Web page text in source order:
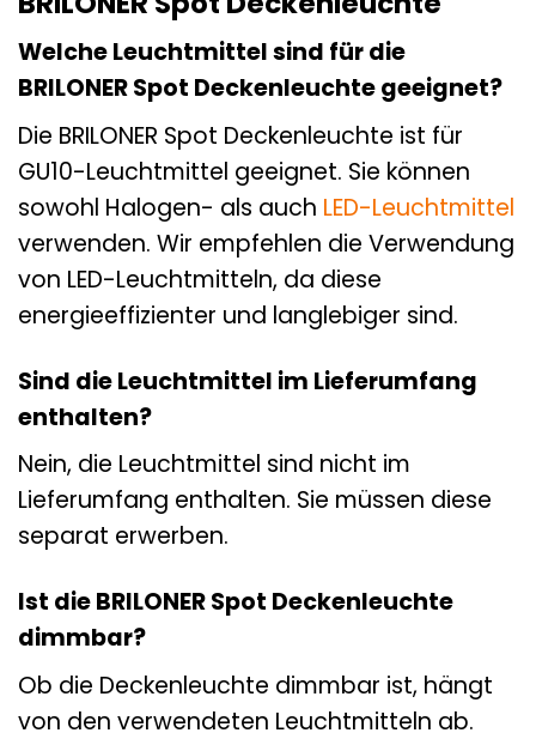
Welche Leuchtmittel sind für die
BRILONER Spot Deckenleuchte geeignet?
Die BRILONER Spot Deckenleuchte ist für
GU10-Leuchtmittel geeignet. Sie können
sowohl Halogen- als auch LED-Leuchtmittel
verwenden. Wir empfehlen die Verwendung
von LED-Leuchtmitteln, da diese
energieeffizienter und langlebiger sind.
Sind die Leuchtmittel im Lieferumfang
enthalten?
Nein, die Leuchtmittel sind nicht im
Lieferumfang enthalten. Sie müssen diese
separat erwerben.
Ist die BRILONER Spot Deckenleuchte
dimmbar?
Ob die Deckenleuchte dimmbar ist, hängt
von den verwendeten Leuchtmitteln ab.